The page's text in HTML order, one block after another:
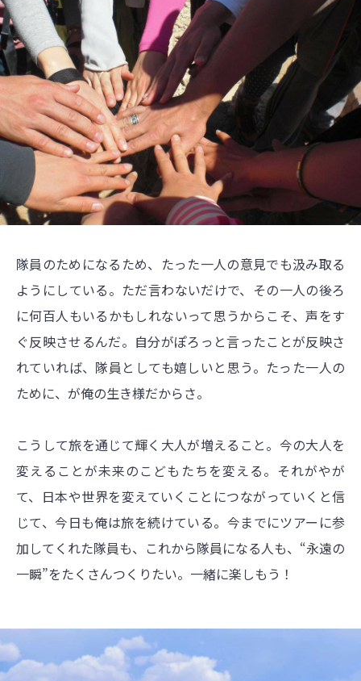
隊員のためになるため、たった一人の意見でも汲み取る
ようにしている。ただ言わないだけで、その一人の後ろ
に何百人もいるかもしれないって思うからこそ、声をす
ぐ反映させるんだ。自分がぽろっと言ったことが反映さ
れていれば、隊員としても嬉しいと思う。たった一人の
ために、が俺の生き様だからさ。
こうして旅を通じて輝く大人が増えること。今の大人を
変えることが未来のこどもたちを変える。それがやが
て、日本や世界を変えていくことにつながっていくと信
じて、今日も俺は旅を続けている。今までにツアーに参
加してくれた隊員も、これから隊員になる人も、“永遠の
一瞬”をたくさんつくりたい。一緒に楽しもう！